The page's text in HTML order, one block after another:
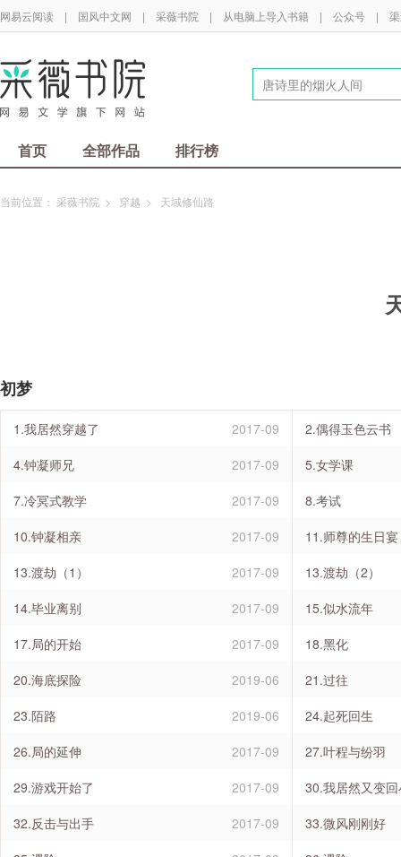
网易云阅读 | 国风中文网 | 采薇书院 | 从电脑上导入书籍 | 公众号 |
首页 全部作品 排行榜
当前位置： 采薇书院 > 穿越 > 天域修仙路
初梦
1.我居然穿越了 2017-09
2.偶得玉色云书
4.钟凝师兄
2017-09
5.女学课
7.冷冥式教学
2017-09
8.考试
10.钟凝相亲
2017-09
11.师尊的生日宴
13.渡劫（1）
2017-09
13.渡劫（2）
14.毕业离别
2017-09
15.似水流年
17.局的开始
2017-09
18.黑化
20.海底探险
2019-06
21.过往
23.陌路
2019-06
24.起死回生
26.局的延伸
2017-09
27.叶程与纷羽
29.游戏开始了
2017-09
30.我居然又变
32.反击与出手
2017-09
33.微风刚刚好